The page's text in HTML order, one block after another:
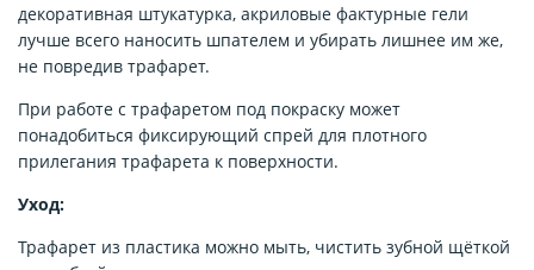
декоративная штукатурка, акриловые фактурные гели
лучше всего наносить шпателем и убирать лишнее им же,
не повредив трафарет.
При работе с трафаретом под покраску может
понадобиться фиксирующий спрей для плотного
прилегания трафарета к поверхности.
Уход:
Трафарет из пластика можно мыть, чистить зубной щёткой